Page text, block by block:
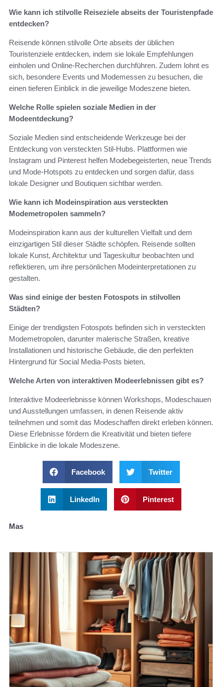
Wie kann ich stilvolle Reiseziele abseits der Touristenpfade
entdecken?
Reisende können stilvolle Orte abseits der üblichen
Touristenziele entdecken, indem sie lokale Empfehlungen
einholen und Online-Recherchen durchführen. Zudem lohnt es
sich, besondere Events und Modemessen zu besuchen, die
einen tieferen Einblick in die jeweilige Modeszene bieten.
Welche Rolle spielen soziale Medien in der
Modeentdeckung?
Soziale Medien sind entscheidende Werkzeuge bei der
Entdeckung von versteckten Stil-Hubs. Plattformen wie
Instagram und Pinterest helfen Modebegeisterten, neue Trends
und Mode-Hotspots zu entdecken und sorgen dafür, dass
lokale Designer und Boutiquen sichtbar werden.
Wie kann ich Modeinspiration aus versteckten
Modemetropolen sammeln?
Modeinspiration kann aus der kulturellen Vielfalt und dem
einzigartigen Stil dieser Städte schöpfen. Reisende sollten
lokale Kunst, Architektur und Tageskultur beobachten und
reflektieren, um ihre persönlichen Modeinterpretationen zu
gestalten.
Was sind einige der besten Fotospots in stilvollen
Städten?
Einige der trendigsten Fotospots befinden sich in versteckten
Modemetropolen, darunter malerische Straßen, kreative
Installationen und historische Gebäude, die den perfekten
Hintergrund für Social Media-Posts bieten.
Welche Arten von interaktiven Modeerlebnissen gibt es?
Interaktive Modeerlebnisse können Workshops, Modeschauen
und Ausstellungen umfassen, in denen Reisende aktiv
teilnehmen und somit das Modeschaffen direkt erleben können.
Diese Erlebnisse fördern die Kreativität und bieten tiefere
Einblicke in die lokale Modeszene.
Facebook Twitter
LinkedIn Pinterest
Mas